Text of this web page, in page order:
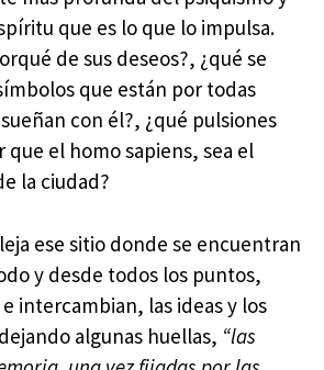
que es lo que lo impulsa.
de sus deseos?, ¿qué se
que están por todas
con él?, ¿qué pulsiones
que el homo sapiens, sea el
la ciudad?
ese sitio donde se encuentran
y desde todos los puntos,
intercambian, las ideas y los
algunas huellas, “las